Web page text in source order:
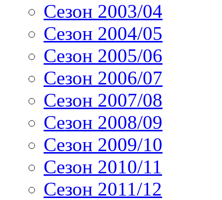
Сезон 2003/04
Сезон 2004/05
Сезон 2005/06
Сезон 2006/07
Сезон 2007/08
Сезон 2008/09
Сезон 2009/10
Сезон 2010/11
Сезон 2011/12